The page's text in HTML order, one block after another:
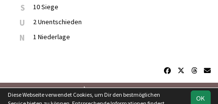
S 10 Siege
U 2 Unentschieden
N 1 Niederlage
soccero.de
OK
Diese Webseite verwendet Cookies, um Dir den bestmöglichen